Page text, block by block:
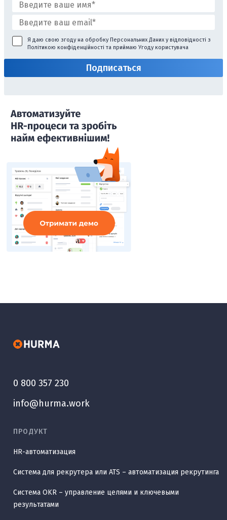
Я даю свою згоду на обробку Персональних Даних у відповідності з
Політикою конфіденційності та приймаю Угоду користувача
0 800 357 230
info@hurma.work
ПРОДУКТ
HR-автоматизация
Система для рекрутера или ATS – автоматизация рекрутинга
Система OKR – управление целями и ключевыми
результатами